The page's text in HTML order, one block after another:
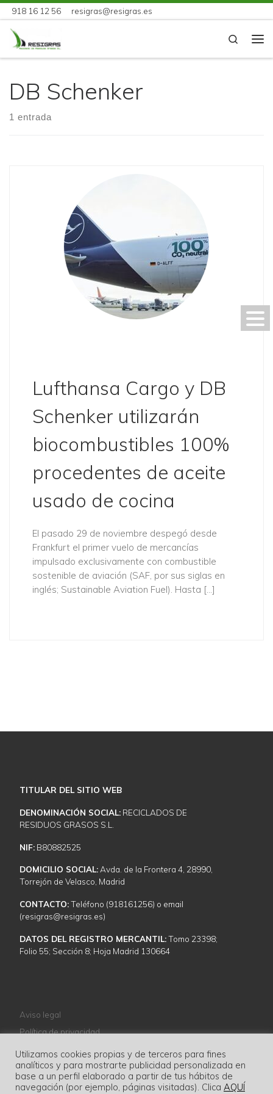
Skip to content
918 16 12 56 resigras@resigras.es
Search
DB Schenker
1 entrada
Lufthansa Cargo y DB
Schenker utilizarán
biocombustibles 100%
procedentes de aceite
usado de cocina
El pasado 29 de noviembre despegó desde
Frankfurt el primer vuelo de mercancías
impulsado exclusivamente con combustible
sostenible de aviación (SAF, por sus siglas en
inglés; Sustainable Aviation Fuel). Hasta […]
TITULAR DEL SITIO WEB
DENOMINACIÓN SOCIAL:RECICLADOS DE
RESIDUOS GRASOS S.L.
NIF:B80882525
DOMICILIO SOCIAL:Avda. de la Frontera 4, 28990,
Torrejón de Velasco, Madrid
CONTACTO:Teléfono (918161256) o email
(resigras@resigras.es)
DATOS DEL REGISTRO MERCANTIL:Tomo 23398;
Folio 55; Sección 8; Hoja Madrid 130664
Aviso legal
Política de privacidad
Política de cookies
Normativa
Utilizamos cookies propias y de terceros para fines
analíticos y para mostrarte publicidad personalizada en
base a un perfil elaborado a partir de tus hábitos de
navegación (por ejemplo, páginas visitadas). Clica AQUÍ